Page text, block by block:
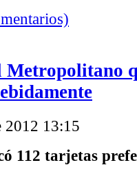
2012 13:15
112 tarjetas